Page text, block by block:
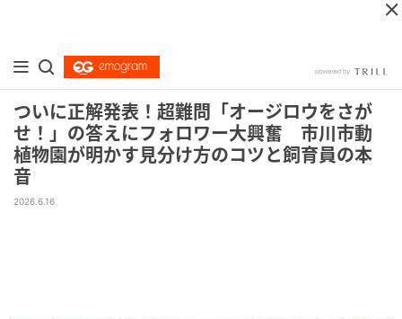
ついに正解発表！超難問「オージロウをさが
せ！」の答えにフォロワー大興奮 市川市動
植物園が明かす見分け方のコツと飼育員の本
音
2026.6.16